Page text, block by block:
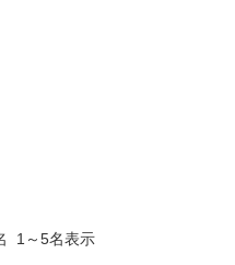
1～5名表示